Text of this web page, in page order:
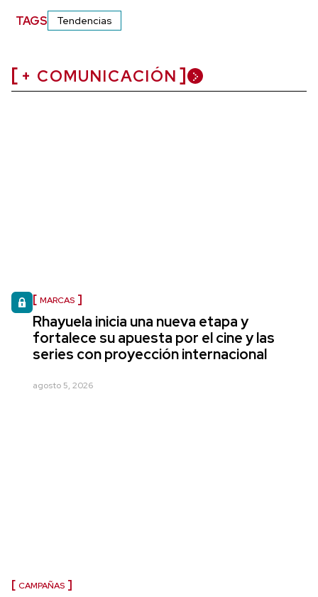
TAGS Tendencias
+ COMUNICACIÓN
MARCAS
Rhayuela inicia una nueva etapa y
fortalece su apuesta por el cine y las
series con proyección internacional
agosto 5, 2026
CAMPAÑAS